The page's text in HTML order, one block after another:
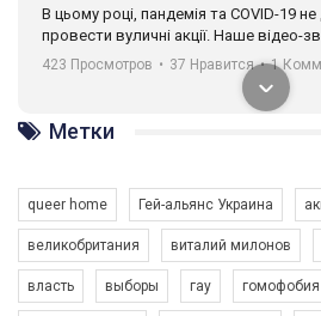
Разом наш голос лунає гучніше!
Метки
queer home Гей-альянс Украина
великобритания виталий милонов
власть выборы гау гомофобия